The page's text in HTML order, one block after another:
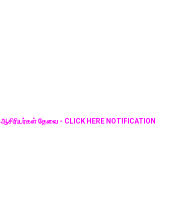
ஆசிரியர்கள் தேவை - CLICK HERE NOTIFICATION